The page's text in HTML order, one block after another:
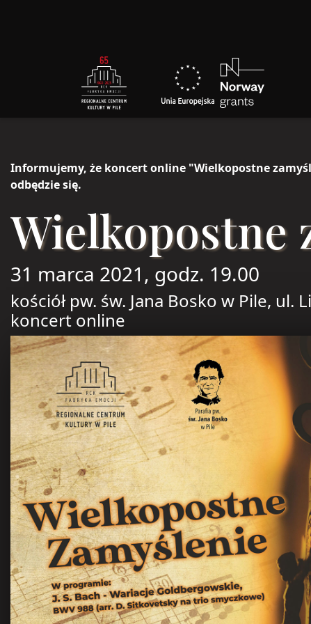
Informujemy, że koncert online "Wielkopostne
odbędzie się.
Wielkopostne
31 marca 2021, godz. 19.00
kościół pw. św. Jana Bosko w Pile, ul.
koncert online